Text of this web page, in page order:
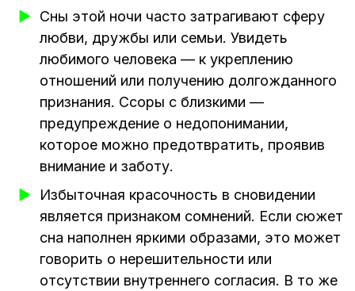
Сны этой ночи часто затрагивают сферу
любви, дружбы или семьи. Увидеть
любимого человека — к укреплению
отношений или получению долгожданного
признания. Ссоры с близкими —
предупреждение о недопонимании,
которое можно предотвратить, проявив
внимание и заботу.
Избыточная красочность в сновидении
является признаком сомнений. Если сюжет
сна наполнен яркими образами, это может
говорить о нерешительности или
отсутствии внутреннего согласия. В то же